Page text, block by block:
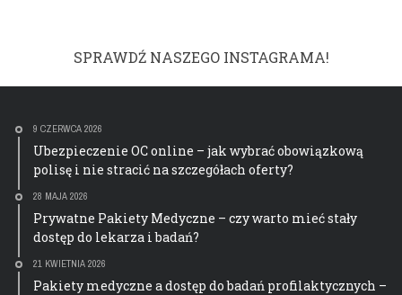
SPRAWDŹ NASZEGO INSTAGRAMA!
9 CZERWCA 2026
Ubezpieczenie OC online – jak wybrać obowiązkową
polisę i nie stracić na szczegółach oferty?
28 MAJA 2026
Prywatne Pakiety Medyczne – czy warto mieć stały
dostęp do lekarza i badań?
21 KWIETNIA 2026
Pakiety medyczne a dostęp do badań profilaktycznych –